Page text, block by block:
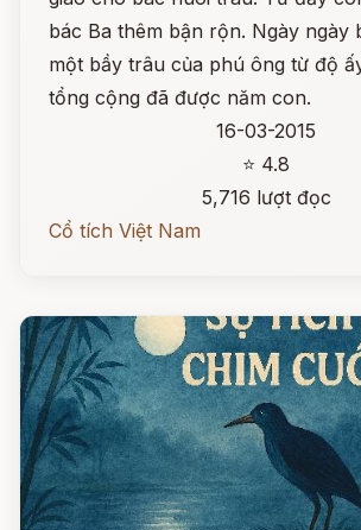
bác Ba thêm bận rộn. Ngày ngày
một bầy trâu của phú ông từ độ
tổng cộng đã được năm con.
16-03-2015
⭐ 4.8
5,716 lượt đọc
Cổ tích Việt Nam